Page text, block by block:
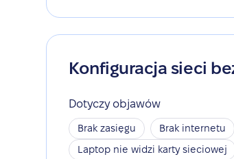
Konfiguracja sieci
Dotyczy objawów
Brak zasięgu Brak internetu
Laptop nie widzi karty sieciowej